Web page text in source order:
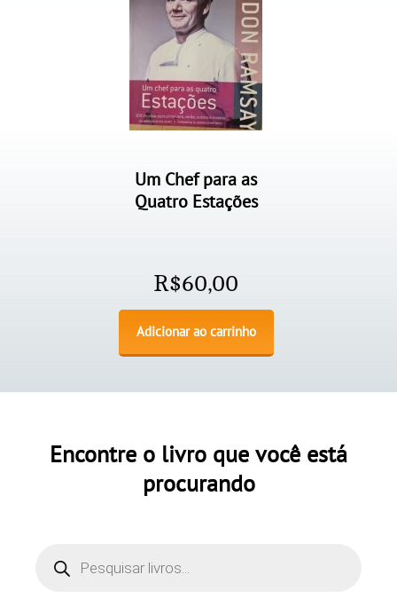
Um Chef para as
Quatro Estações
R$60,00
Adicionar ao carrinho
Encontre o livro que você está
procurando